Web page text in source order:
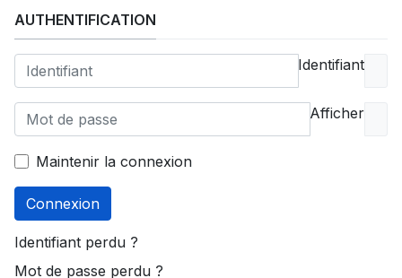
AUTHENTIFICATION
Identifiant
Afficher
Maintenir la connexion
Connexion
Identifiant perdu ?
Mot de passe perdu ?